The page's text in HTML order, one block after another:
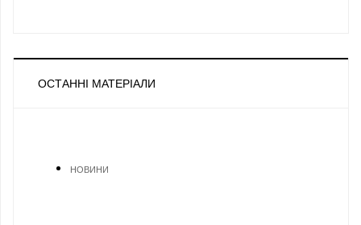
ОСТАННІ МАТЕРІАЛИ
НОВИНИ